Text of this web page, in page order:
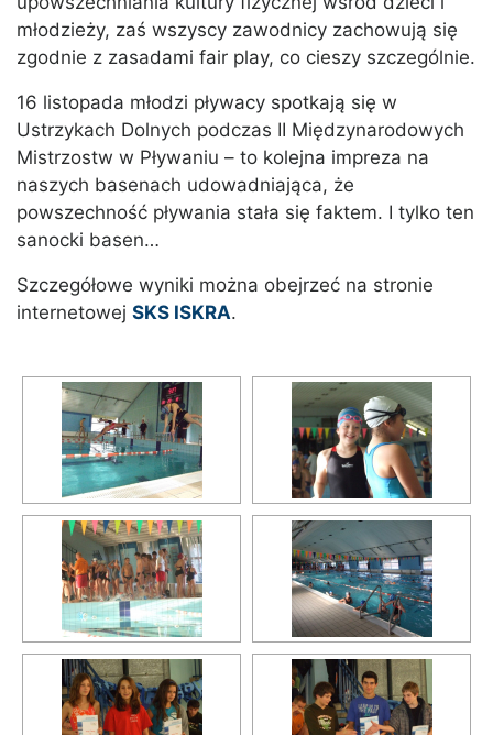
młodzieży, zaś wszyscy zawodnicy zachowują się
zgodnie z zasadami fair play, co cieszy szczególnie.
16 listopada młodzi pływacy spotkają się w
Ustrzykach Dolnych podczas II Międzynarodowych
Mistrzostw w Pływaniu – to kolejna impreza na
naszych basenach udowadniająca, że
powszechność pływania stała się faktem. I tylko ten
sanocki basen…
Szczegółowe wyniki można obejrzeć na stronie
internetowej SKS ISKRA.